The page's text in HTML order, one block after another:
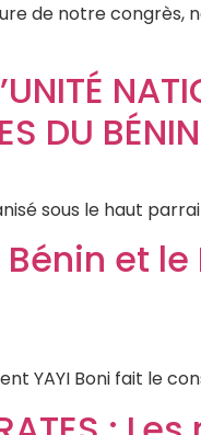
de notre
DU
sous le haut
et
YAYI Boni fait le